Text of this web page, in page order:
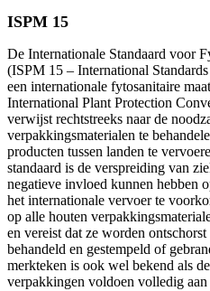
ISPM 15
De Internationale Standaard voor
(ISPM 15 – International
een internationale fytosanitaire
International Plant Protection
verwijst rechtstreeks naar de
verpakkingsmaterialen te
producten tussen landen te
standaard is de verspreiding van
negatieve invloed kunnen hebben
het internationale vervoer te
op alle houten
en vereist dat ze worden
behandeld en gestempeld of
merkteken is ook wel bekend als
verpakkingen voldoen volledig